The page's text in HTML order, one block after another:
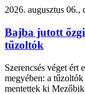
2026. augusztus 06.,
Bajba jutott
tűzoltók
Szerencsés véget ért
megyében: a
mentettek ki